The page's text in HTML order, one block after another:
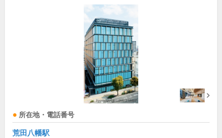
所在地・電話番号
荒田八幡駅